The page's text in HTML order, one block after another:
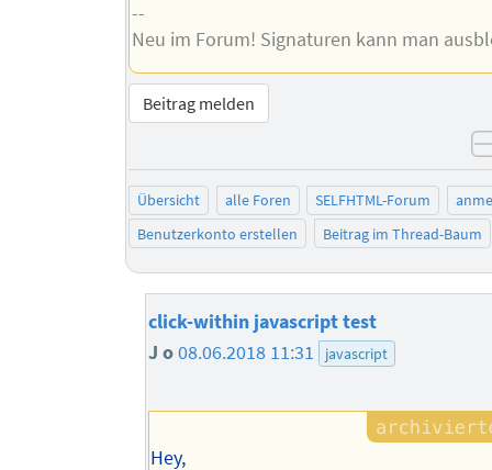
--
Neu im Forum! Signaturen kann man
Beitrag melden
Übersicht alle Foren SELFHTML-Forum
Benutzerkonto erstellen
Beitrag im Thread-Baum
click-within javascript test
J o08.06.2018 11:31 javascript
Hey,